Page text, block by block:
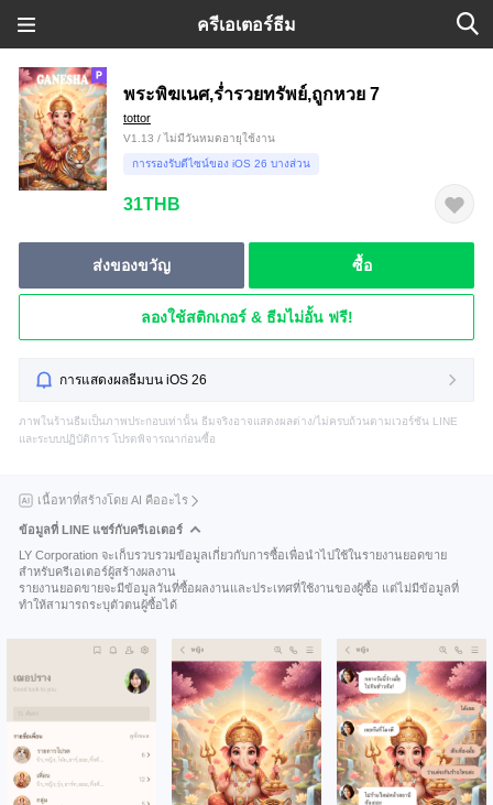
ครีเอเตอร์ธีม
พระพิฆเนศ,ร่ำรวยทรัพย์,ถูกหวย 7
tottor
V1.13 / ไม่มีวันหมดอายุใช้งาน
การรองรับดีไซน์ของ iOS 26 บางส่วน
31THB
ส่งของขวัญ ซื้อ
ลองใช้สติกเกอร์ & ธีมไม่อั้น ฟรี!
การแสดงผลธีมบน iOS 26
ภาพในร้านธีมเป็นภาพประกอบเท่านั้น ธีมจริงอาจแสดงผลต่าง/ไม่ครบถ้วนตามเวอร์ชัน LINE
และระบบปฏิบัติการ โปรดพิจารณาก่อนซื้อ
เนื้อหาที่สร้างโดย AI คืออะไร
ข้อมูลที่ LINE แชร์กับครีเอเตอร์
LY Corporation จะเก็บรวบรวมข้อมูลเกี่ยวกับการซื้อเพื่อนำไปใช้ในรายงานยอดขาย
สำหรับครีเอเตอร์ผู้สร้างผลงาน
รายงานยอดขายจะมีข้อมูลวันที่ซื้อผลงานและประเทศที่ใช้งานของผู้ซื้อ แต่ไม่มีข้อมูลที่
ทำให้สามารถระบุตัวตนผู้ซื้อได้